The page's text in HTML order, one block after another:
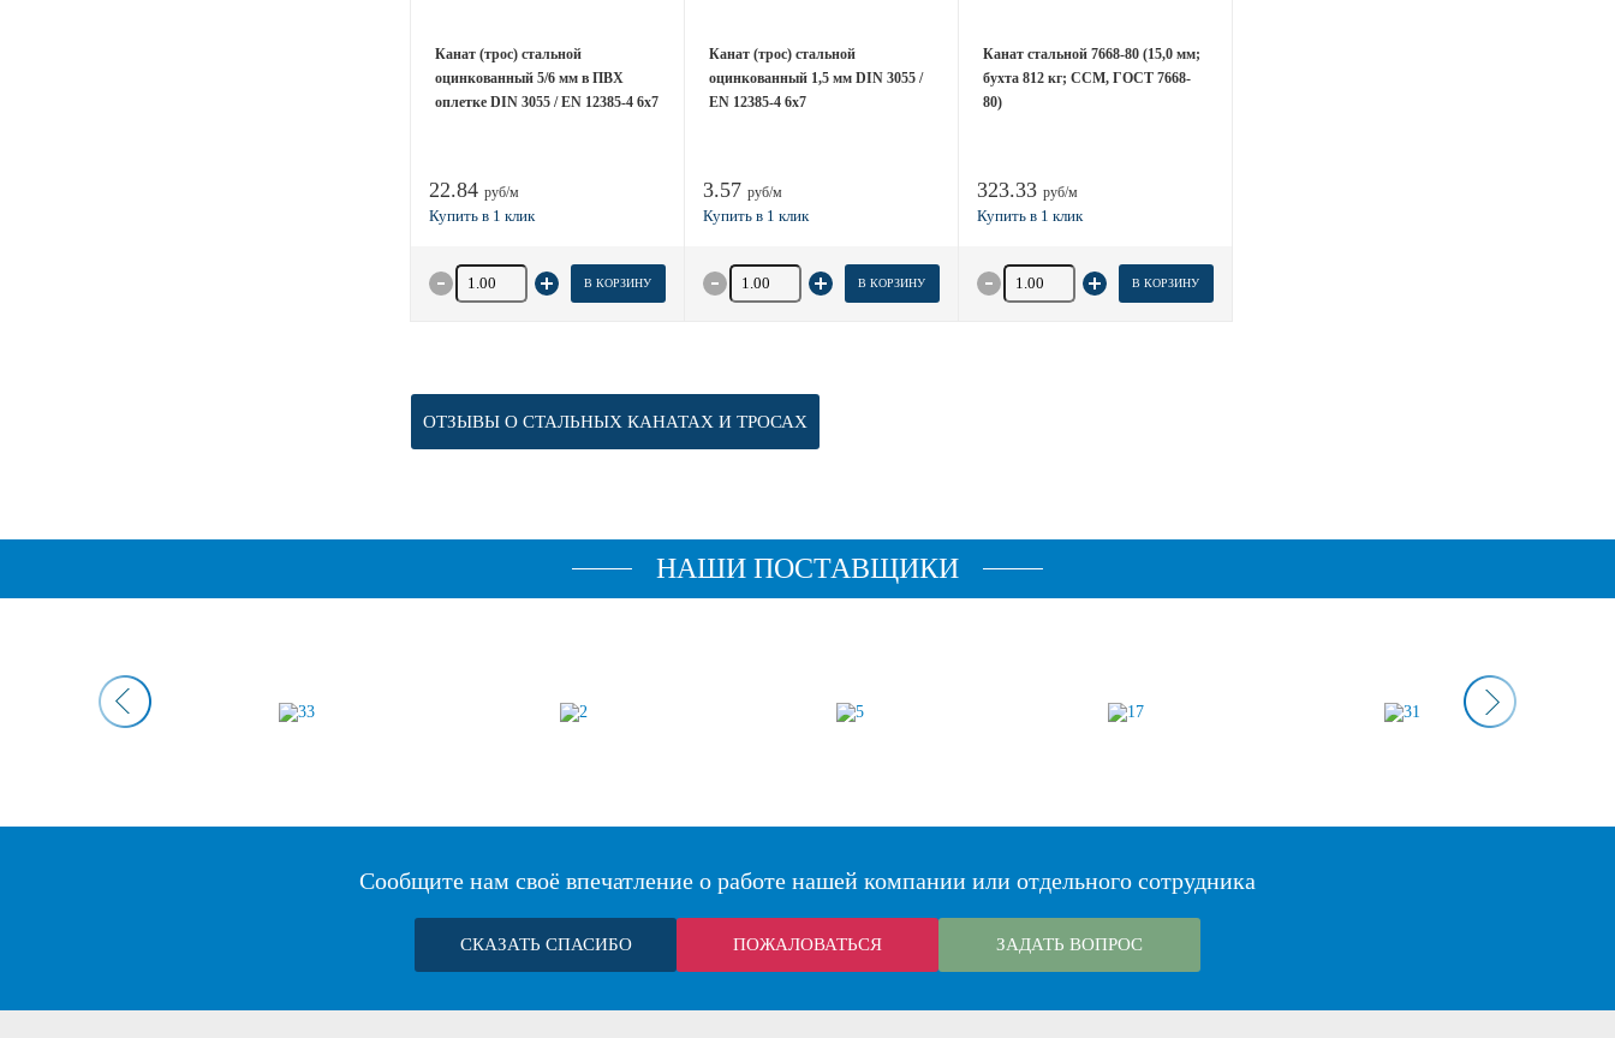
Канат (трос) стальной
оцинкованный 5/6 мм в ПВХ
оплетке DIN 3055 / EN 12385-4 6x7
22.84 руб/м
Количество товара В КОРЗИНУ
Канат (трос) стальной
оцинкованный 1,5 мм DIN 3055 /
EN 12385-4 6x7
3.57 руб/м
Количество товара В КОРЗИНУ
Канат стальной 7668-80 (15,0 мм;
бухта 812 кг; ССМ, ГОСТ 7668-
80)
323.33 руб/м
Количество товара В КОРЗИНУ
ОТЗЫВЫ О СТАЛЬНЫХ КАНАТАХ И ТРОСАХ
НАШИ ПОСТАВЩИКИ
Сообщите нам своё впечатление о работе нашей компании или отдельного сотрудника
СКАЗАТЬ СПАСИБО ПОЖАЛОВАТЬСЯ ЗАДАТЬ ВОПРОС